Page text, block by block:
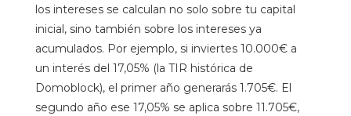
los intereses se calculan no solo sobre tu capital
inicial, sino también sobre los intereses ya
acumulados. Por ejemplo, si inviertes 10.000€ a
un interés del 17,05% (la TIR histórica de
Domoblock), el primer año generarás 1.705€. El
segundo año ese 17,05% se aplica sobre 11.705€,